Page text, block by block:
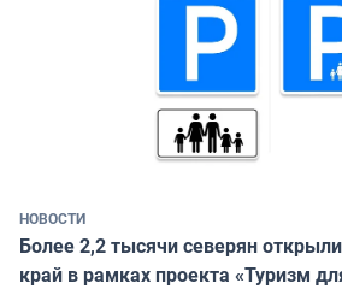
НОВОСТИ
Более 2,2 тысячи северян
край в рамках проекта «Туризм